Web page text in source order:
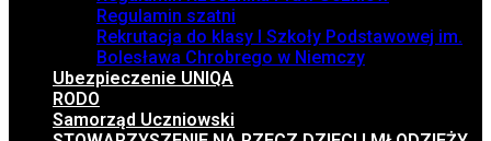
Regulamin szatni
Rekrutacja do klasy I Szkoły Podstawowej im.
Bolesława Chrobrego w Niemczy
Ubezpieczenie UNIQA
RODO
Samorząd Uczniowski